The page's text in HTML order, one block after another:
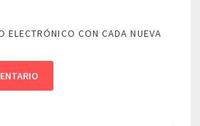
ELECTRÓNICO CON CADA NUEVA